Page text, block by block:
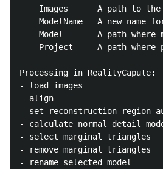
Processing in RealityCapute:
- load images
- align
- set reconstruction region
- calculate normal detail
- select marginal triangles
- remove marginal triangles
- rename selected model